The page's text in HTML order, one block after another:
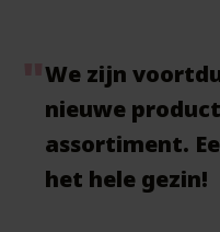
We zijn
nieuwe
assortiment.
het hele gezin!